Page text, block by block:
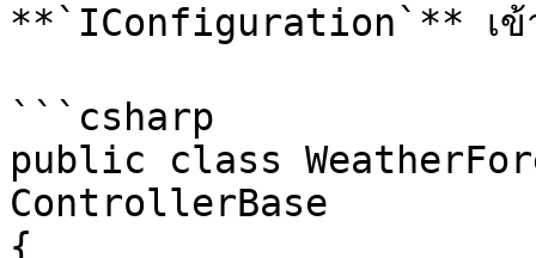
**`IConfiguration`** เข้
```csharp
public class
ControllerBase
{